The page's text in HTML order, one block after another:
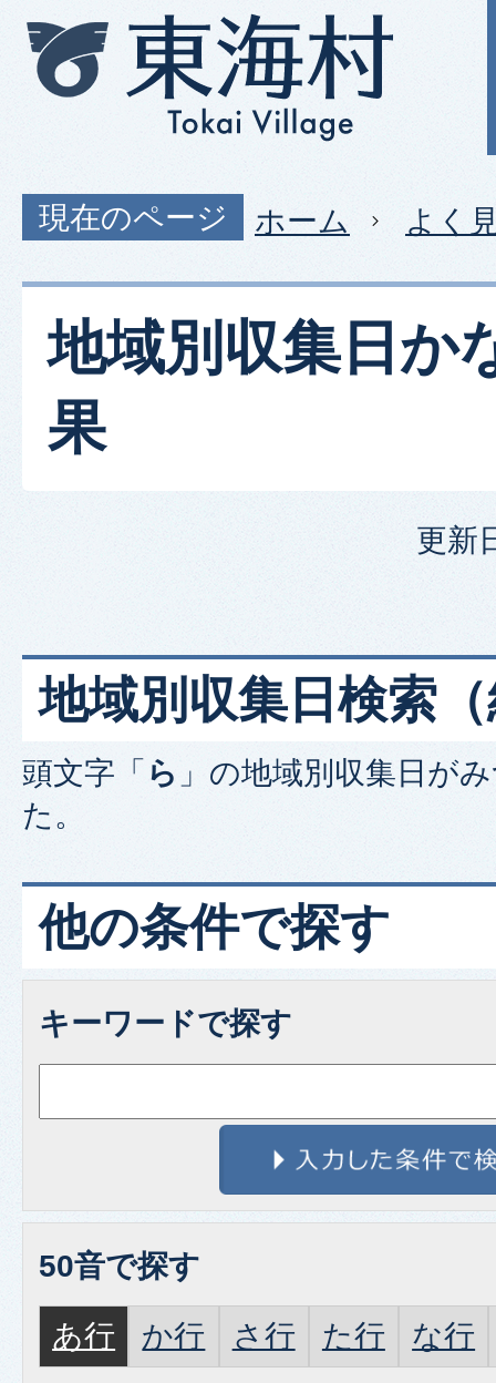
現在のページ ホーム よく
地域別収集日か
果
更新
地域別収集日検索
頭文字「 ら 」の地域別収集日 が
た。
他の条件で探す
キーワードで探す
50音で探す
あ行 か行 さ行 た行 な行